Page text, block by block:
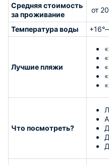
Средняя стоимость
за проживание
от
Температура воды
Лучшие пляжи
Что посмотреть?